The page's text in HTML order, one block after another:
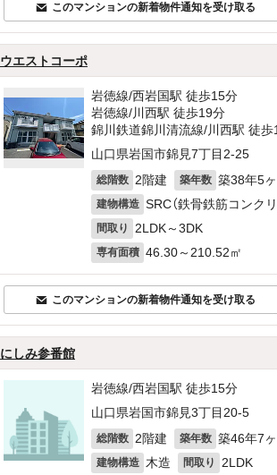
このマンションの新着物件通知を受け取る
ウエストコーポ
岩徳線/西岩国駅 徒歩15分
岩徳線/川西駅 徒歩19分
錦川鉄道錦川清流線/川西駅 徒歩
山口県岩国市錦見7丁目2-25
総階数 2階建 築年数 築38年5ヶ
建物構造 SRC（鉄骨鉄筋コンクリ
間取り 2LDK～3DK
専有面積 46.30～210.52㎡
このマンションの新着物件通知を受け取る
にしみ参番館
岩徳線/西岩国駅 徒歩15分
山口県岩国市錦見3丁目20-5
総階数 2階建 築年数 築46年7ヶ
建物構造 木造 間取り 2LDK